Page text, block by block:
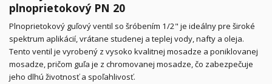
plnoprietokový PN 20
Plnoprietokový guľový ventil so šróbením 1/2" je ideálny pre široké
spektrum aplikácií, vrátane studenej a teplej vody, nafty a oleja.
Tento ventil je vyrobený z vysoko kvalitnej mosadze a poniklovanej
mosadze, pričom guľa je z chromovanej mosadze, čo zabezpečuje
jeho dlhú životnosť a spoľahlivosť.